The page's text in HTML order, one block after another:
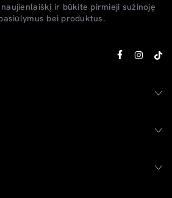
ir būkite pirmieji sužinoję
bei produktus.